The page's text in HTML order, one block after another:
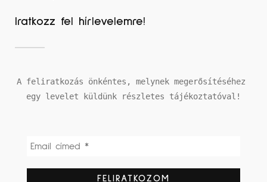
Iratkozz fel hírlevelemre!
A feliratkozás önkéntes, melynek megerősítéséhez
egy levelet küldünk részletes tájékoztatóval!